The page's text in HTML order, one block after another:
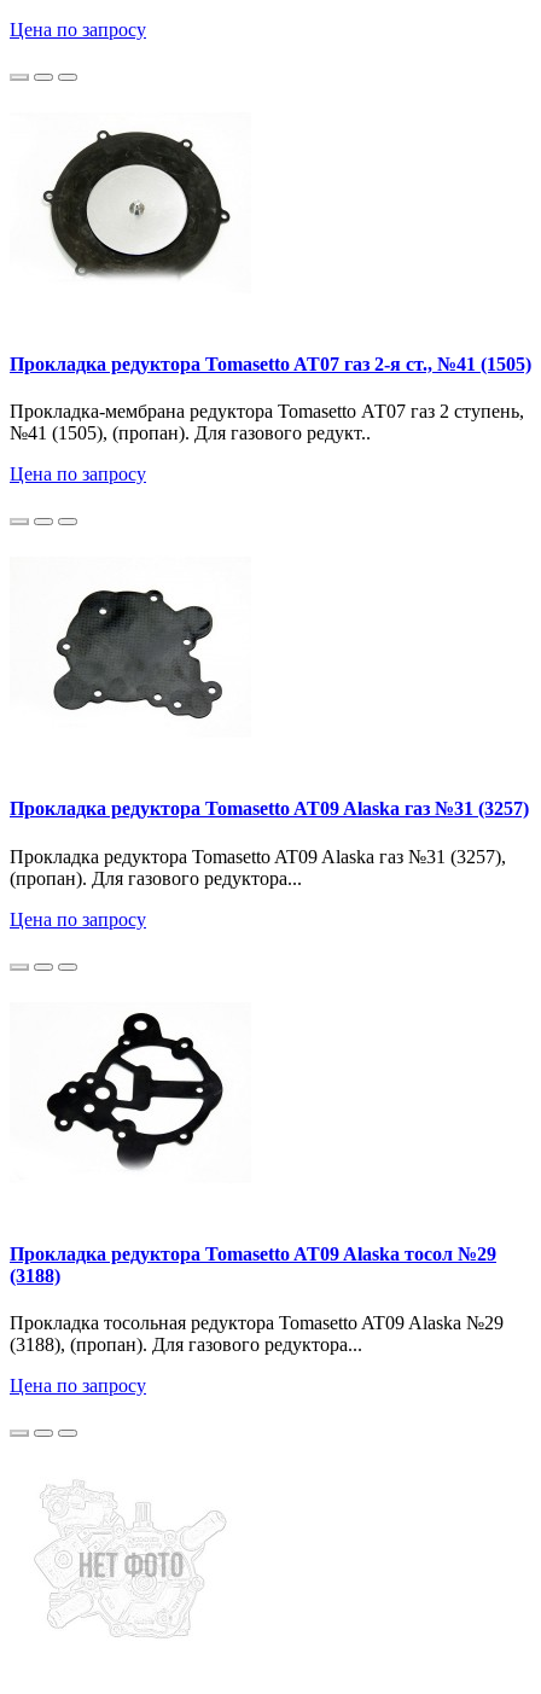
Цена по запросу
Прокладка редуктора Tomasetto AT07 газ 2-я ст., №41 (1505)
Прокладка-мембрана редуктора Tomasetto АТ07 газ 2 ступень,
№41 (1505), (пропан). Для газового редукт..
Цена по запросу
Прокладка редуктора Tomasetto AT09 Alaska газ №31 (3257)
Прокладка редуктора Tomasetto AT09 Alaska газ №31 (3257),
(пропан). Для газового редуктора...
Цена по запросу
Прокладка редуктора Tomasetto AT09 Alaska тосол №29
(3188)
Прокладка тосольная редуктора Tomasetto AT09 Alaska №29
(3188), (пропан). Для газового редуктора...
Цена по запросу